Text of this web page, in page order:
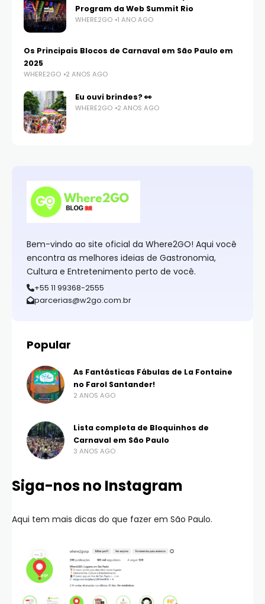
Program da Web Summit Rio
WHERE2GO 1 ANO AGO
Os Principais Blocos de Carnaval em São Paulo em
2025
WHERE2GO 2 ANOS AGO
Eu ouvi brindes? 👀
WHERE2GO 2 ANOS AGO
Bem-vindo ao site oficial da Where2GO! Aqui você
encontra as melhores ideias de Gastronomia,
Cultura e Entretenimento perto de você.
+55 11 99368-2555
parcerias@w2go.com.br
Popular
As Fantásticas Fábulas de La Fontaine
no Farol Santander!
2 ANOS AGO
Lista completa de Bloquinhos de
Carnaval em São Paulo
3 ANOS AGO
Siga-nos no Instagram
Aqui tem mais dicas do que fazer em São Paulo.